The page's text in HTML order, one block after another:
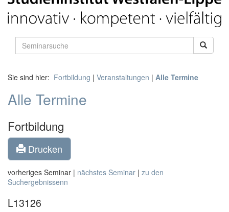
Sie sind hier: Fortbildung | Veranstaltungen | Alle Termine
Alle Termine
Fortbildung
Drucken
vorheriges Seminar | nächstes Seminar | zu den
Suchergebnissenn
L13126